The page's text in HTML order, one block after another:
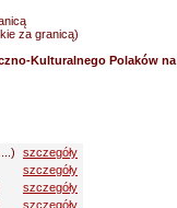
za granicą)
Kulturalnego Polaków na
szczegóły
szczegóły
szczegóły
szczegóły